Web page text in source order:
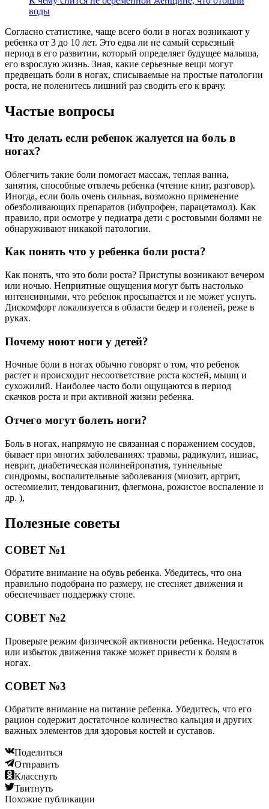
воды
Согласно статистике, чаще всего боли в ногах возникают у
ребенка от 3 до 10 лет. Это едва ли не самый серьезный
период в его развитии, который определяет будущее малыша,
его взрослую жизнь. Зная, какие серьезные вещи могут
предвещать боли в ногах, списываемые на простые патологии
роста, не поленитесь лишний раз сводить его к врачу.
Частые вопросы
Что делать если ребенок жалуется на боль в
ногах?
Облегчить такие боли помогает массаж, теплая ванна,
занятия, способные отвлечь ребенка (чтение книг, разговор).
Иногда, если боль очень сильная, возможно применение
обезболивающих препаратов (ибупрофен, парацетамол). Как
правило, при осмотре у педиатра дети с ростовыми болями не
обнаруживают никакой патологии.
Как понять что у ребенка боли роста?
Как понять, что это боли роста? Приступы возникают вечером
или ночью. Неприятные ощущения могут быть настолько
интенсивными, что ребенок просыпается и не может уснуть.
Дискомфорт локализуется в области бедер и голеней, реже в
руках.
Почему ноют ноги у детей?
Ночные боли в ногах обычно говорят о том, что ребенок
растет и происходит несоответствие роста костей, мышц и
сухожилий. Наиболее часто боли ощущаются в период
скачков роста и при активной жизни ребенка.
Отчего могут болеть ноги?
Боль в ногах, напрямую не связанная с поражением сосудов,
бывает при многих заболеваниях: травмы, радикулит, ишиас,
неврит, диабетическая полинейропатия, туннельные
синдромы, воспалительные заболевания (миозит, артрит,
остеомиелит, тендовагинит, флегмона, рожистое воспаление и
др. ),
Полезные советы
СОВЕТ №1
Обратите внимание на обувь ребенка. Убедитесь, что она
правильно подобрана по размеру, не стесняет движения и
обеспечивает поддержку стопе.
СОВЕТ №2
Проверьте режим физической активности ребенка. Недостаток
или избыток движения также может привести к болям в
ногах.
СОВЕТ №3
Обратите внимание на питание ребенка. Убедитесь, что его
рацион содержит достаточное количество кальция и других
важных элементов для здоровья костей и суставов.
Поделиться
Отправить
Класснуть
Твитнуть
Похожие публикации